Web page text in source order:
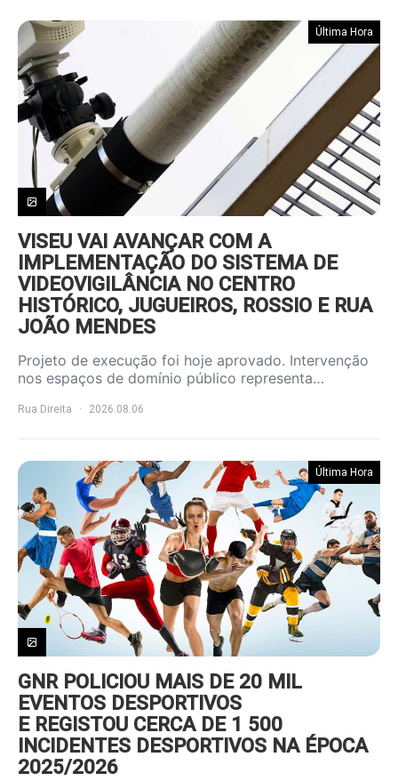
Última Hora
VISEU VAI AVANÇAR COM A
IMPLEMENTAÇÃO DO SISTEMA DE
VIDEOVIGILÂNCIA NO CENTRO
HISTÓRICO, JUGUEIROS, ROSSIO E RUA
JOÃO MENDES
Projeto de execução foi hoje aprovado. Intervenção
nos espaços de domínio público representa…
Rua Direita 2026.08.06
Última Hora
GNR POLICIOU MAIS DE 20 MIL
EVENTOS DESPORTIVOS
E REGISTOU CERCA DE 1 500
INCIDENTES DESPORTIVOS NA ÉPOCA
2025/2026